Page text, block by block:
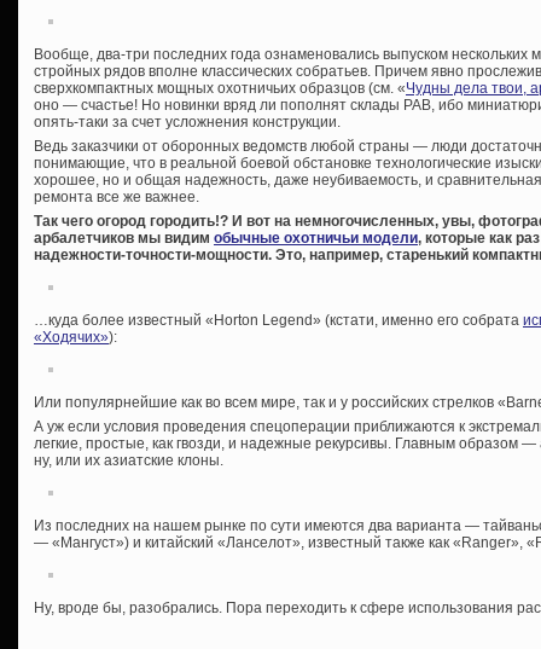
Вообще, два-три последних года ознаменовались выпуском
стройных рядов вполне классических собратьев. Причем явно
сверхкомпактных мощных охотничьих образцов (см. «Чудны дела твои,
оно — счастье! Но новинки вряд ли пополнят склады РАВ, ибо
опять-таки за счет усложнения конструкции.
Ведь заказчики от оборонных ведомств любой страны — люди
понимающие, что в реальной боевой обстановке технологические
хорошее, но и общая надежность, даже неубиваемость, и
ремонта все же важнее.
Так чего огород городить!? И вот на немногочисленных, увы,
арбалетчиков мы видим обычные охотничьи модели, которые как
надежности-точности-мощности. Это, например, старенький
…куда более известный «Horton Legend» (кстати, именно его собрата
«Ходячих»):
Или популярнейшие как во всем мире, так и у российских стрелков
А уж если условия проведения спецоперации приближаются к
легкие, простые, как гвозди, и надежные рекурсивы. Главным образом
ну, или их азиатские клоны.
Из последних на нашем рынке по сути имеются два варианта —
— «Мангуст») и китайский «Ланселот», известный также как «Ranger»,
Ну, вроде бы, разобрались. Пора переходить к сфере использования